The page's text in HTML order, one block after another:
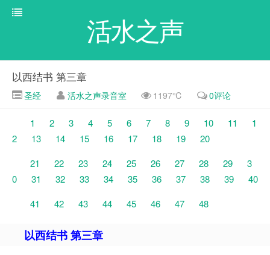
活水之声
以西结书 第三章
圣经 活水之声录音室 1197℃ 0评论
1 2 3 4 5 6 7 8 9 10 11
1
2
13 14 15 16 17 18 19
20
21
22 23 24 25 26 27 28 29
3
0
31 32 33 34 35 36 37 38 39
40
41
42 43 44 45 46 47 48
以西结书 第三章